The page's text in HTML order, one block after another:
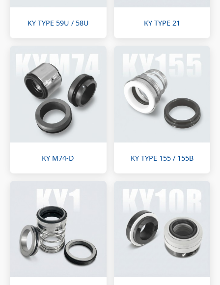
KY TYPE 59U / 58U KY TYPE 21
KY M74-D KY TYPE 155 / 155B